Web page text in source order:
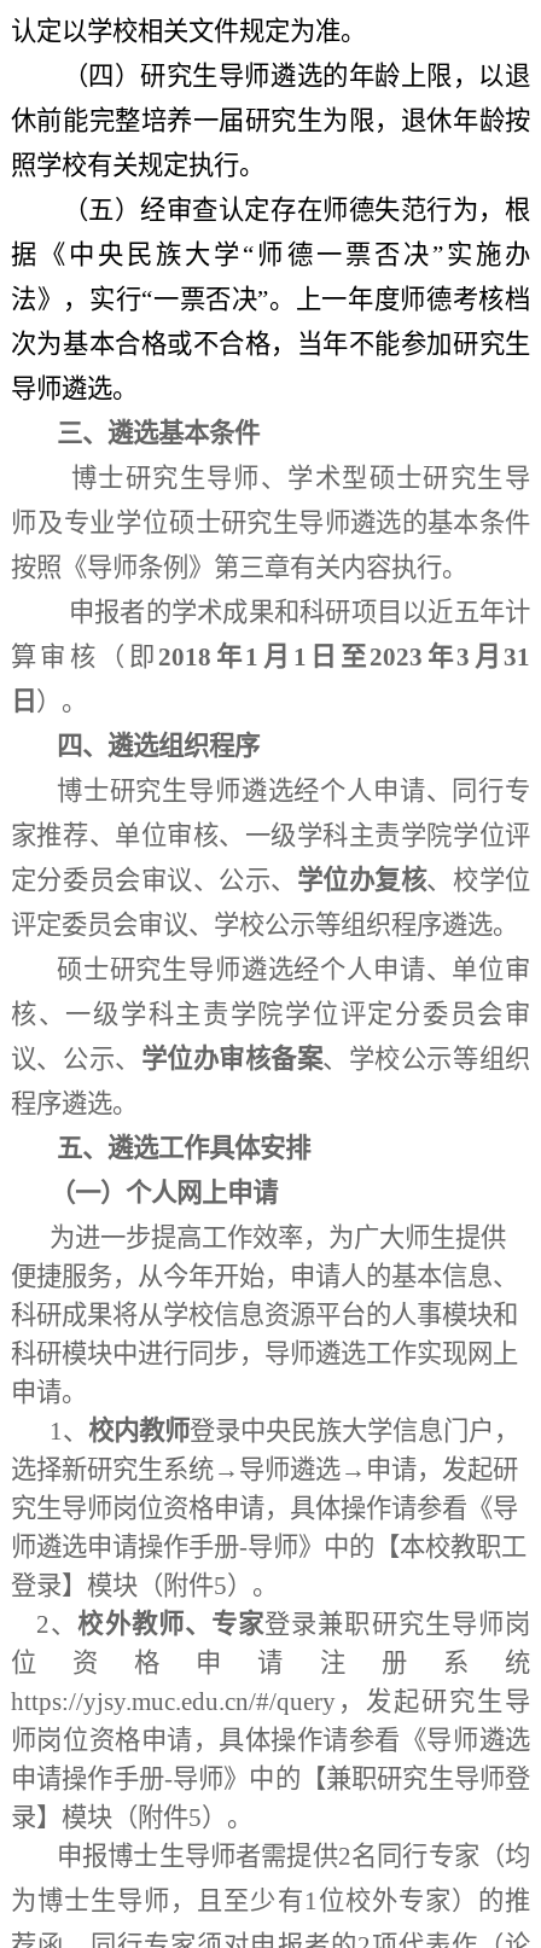
认定以学校相关文件规定为准。
（四）研究生导师遴选的年龄上限，以退
休前能完整培养一届研究生为限，退休年龄按
照学校有关规定执行。
（五）经审查认定存在师德失范行为，根
据《中央民族大学“师德一票否决”实施办
法》，实行“一票否决”。上一年度师德考核档
次为基本合格或不合格，当年不能参加研究生
导师遴选。
三、遴选基本条件
博士研究生导师、学术型硕士研究生导
师及专业学位硕士研究生导师遴选的基本条件
按照《导师条例》第三章有关内容执行。
申报者的学术成果和科研项目以近五年计
算审核（即 2018 年1月1日至2023 年3 月31
日 ）。
四、遴选组织程序
博士研究生导师遴选经个人申请、同行专
家推荐、单位审核、一级学科主责学院学位评
定分委员会审议、公示、 学位办复核、 校学位
评定委员会审议、学校公示等组织程序遴选。
硕士研究生导师遴选经个人申请、单位审
核、一级学科主责学院学位评定分委员会审
议、公示、 学位办审核备案、学校公示等组织
程序遴选。
五、遴选工作具体安排
（一）个人网上申请
为进一步提高工作效率，为广大师生提供
便捷服务，从今年开始，申请人的基本信息、
科研成果将从学校信息资源平台的人事模块和
科研模块中进行同步，导师遴选工作实现网上
申请。
1、 校内教师登录中央民族大学信息门户 ，
选择新研究生系统→ 导师遴选→ 申请，发起研
究生导师岗位资格申请， 具体操作请参看《导
师遴选申请操作手册-导师》中的 【本校教职工
登录】 模块（附件5）。
2、校外教师、专家登录兼职研究生导师岗
位资格申请注册系统
https://yjsy.muc.edu.cn/#/query，发起研究生导
师岗位资格申请， 具体操作请参看《导师遴选
申请操作手册-导师》中的 【兼职研究生导师登
录】 模块（附件5） 。
申报博士生导师者需提供2名同行专家（均
为博士生导师，且至少有1位校外专家）的推